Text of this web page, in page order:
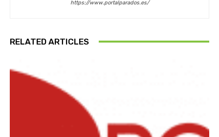
https://www.portalparados.es/
RELATED ARTICLES